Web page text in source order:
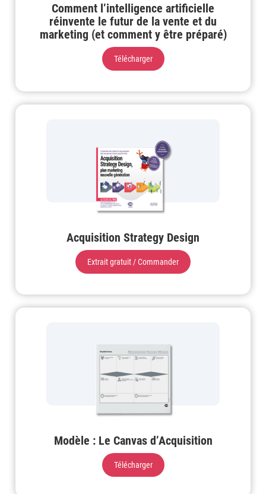
Comment l’intelligence artificielle
réinvente le futur de la vente et du
marketing (et comment y être préparé)
Télécharger
Acquisition Strategy Design
Extrait gratuit / Commander
Modèle : Le Canvas d’Acquisition
Télécharger